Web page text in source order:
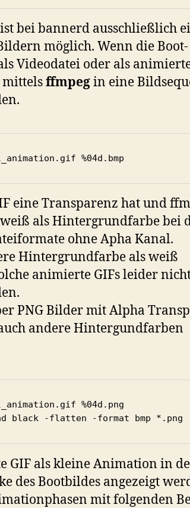
bei bannerd ausschließlich
möglich. Wenn die Boot-
Videodatei oder als
ffmpegin eine
%04d.bmp
eine Transparenz hat und
als Hintergrundfarbe bei
ohne Apha Kanal.
Hintergrundfarbe als weiß
animierte GIFs leider
PNG Bilder mit Alpha
andere Hintergundfarben
%04d.png
black -flatten -format bmp *.png
GIF als kleine Animation in
des Bootbildes angezeigt
mit folgenden